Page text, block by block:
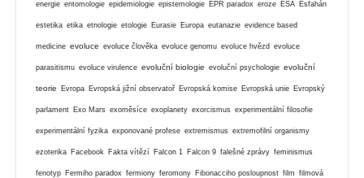
energie entomologie epidemiologie epistemologie EPR paradox eroze ESA Esfahán
estetika etika etnologie etologie Eurasie Europa eutanazie evidence based
medicine evoluce evoluce člověka evoluce genomu evoluce hvězd evoluce
parasitismu evoluce virulence evoluční biologie evoluční psychologie evoluční
teorie Evropa Evropská jižní observatoř Evropská komise Evropská unie Evropský
parlament Exo Mars exoměsíce exoplanety exorcismus experimentální filosofie
experimentální fyzika exponované profese extremismus extremofilní organismy
ezoterika Facebook Fakta vítězí Falcon 1 Falcon 9 falešné zprávy feminismus
fenotyp Fermiho paradox fermiony feromony Fibonacciho posloupnost film filmová